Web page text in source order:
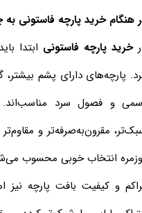
هنگام خرید پارچه فاستونی
خرید پارچه فاستونی ابتدا
پارچه‌های دارای پشم بیشتر،
و فصول سرد مناسب‌اند.
مقرون‌به‌صرفه‌تر و
انتخاب خوبی محسوب
و کیفیت بافت پارچه نیز